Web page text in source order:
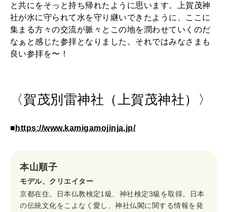
と共にをそっと持ち帰れたように思います。上賀茂神
社が水に守られて水を守り継いできたように、ここに
集まる方々の交流が脈々とこの地を潤わせていくのだ
なぁと感じた参拝となりました。それではみなさまも
良い参拝を〜！
〈賀茂別雷神社（上賀茂神社）〉
■ https://www.kamigamojinja.jp/
本山順子
モデル、クリエイター
京都在住。日本仏教検定1級、神社検定3級を取得。日本
の伝統文化をこよなく愛し、神社仏閣に関する情報を発